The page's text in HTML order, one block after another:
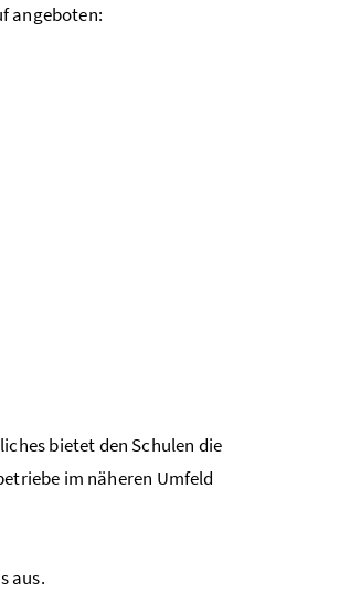
angeboten:
bietet den Schulen die
im näheren Umfeld
aus.